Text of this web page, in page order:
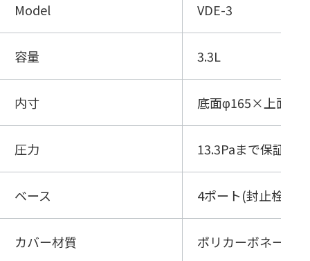
Model VDE-3
容量 3.3L
内寸 底面φ165×上面
圧力 13.3Paまで保証
ベース 4ポート(封止栓
カバー材質 ポリカーボネート